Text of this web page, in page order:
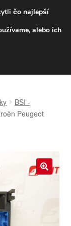
BSI -
Peugeot
čo najlepší
alebo ich